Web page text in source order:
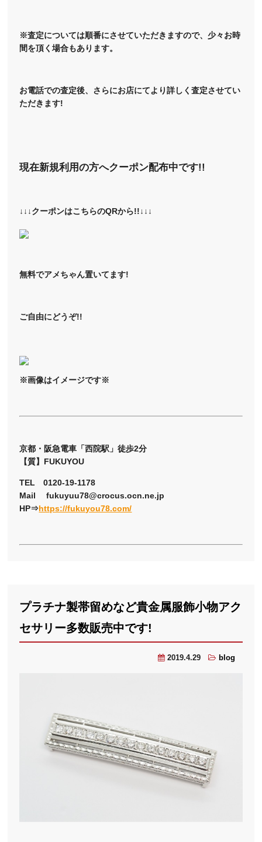
※査定については順番にさせていただきますので、少々お時
間を頂く場合もあります。
お電話での査定後、さらにお店にてより詳しく査定させてい
ただきます!
現在新規利用の方へクーポン配布中です!!
↓↓↓クーポンはこちらのQRから!!↓↓↓
無料でアメちゃん置いてます!
ご自由にどうぞ!!
※画像はイメージです※
京都・阪急電車「西院駅」徒歩2分
【質】FUKUYOU
TEL 0120-19-1178
Mail fukuyuu78@crocus.ocn.ne.jp
HP⇒https://fukuyou78.com/
プラチナ製帯留めなど貴金属服飾小物アク
セサリー多数販売中です!
2019.4.29 blog